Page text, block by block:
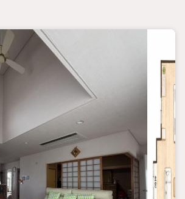
す。
とは何でもお聞き下さい。
物件・土地など、数ある物件の中から
ったご提案をいたします。